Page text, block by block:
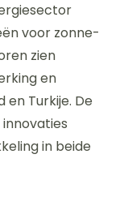
voor zonne-
zien
en
en Turkije. De
in beide